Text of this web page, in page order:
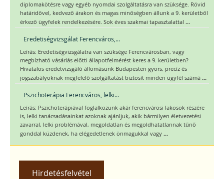
diplomakötésre vagy egyéb nyomdai szolgáltatásra van szüksége. Rövid
határidővel, kedvező árakon és magas minőségben állunk a 9. kerületből
érkező ügyfelek rendelkezésére. Sok éves szakmai tapasztalattal ...
Eredetiségvizsgálat Ferencváros,...
Leírás: Eredetiségvizsgálatra van szüksége Ferencvárosban, vagy
megbízható vásárlás előtti állapotfelmérést keres a 9. kerületben?
Hivatalos eredetvizsgáló állomásunk Budapesten gyors, precíz és
jogszabályoknak megfelelő szolgáltatást biztosít minden ügyfél számá ...
Pszichoterápia Ferencváros, lelki...
Leírás: Pszichoterápiával foglalkozunk akár ferencvárosi lakosok részére
is, lelki tanácsadásainkat azoknak ajánljuk, akik bármilyen életvezetési
zavarral, lelki problémával, megoldatlan és megoldhatatlannak tűnő
gonddal küzdenek, ha elégedetlenek önmagukkal vagy ...
Hirdetésfelvétel